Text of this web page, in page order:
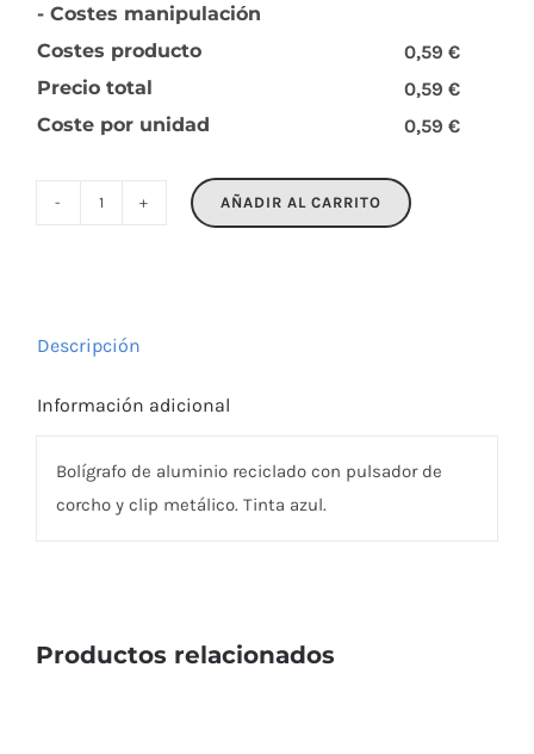
- Costes manipulación
Costes producto
0,59 €
Precio total
0,59 €
Coste por unidad
0,59 €
AÑADIR AL CARRITO
Descripción
Información adicional
Bolígrafo de aluminio reciclado con pulsador de
corcho y clip metálico. Tinta azul.
Productos relacionados